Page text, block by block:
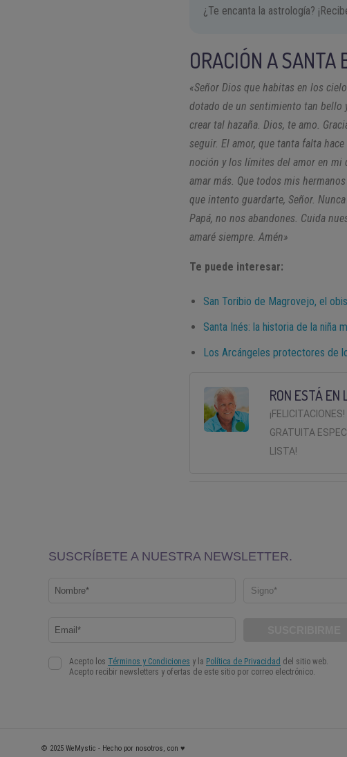
¿Te encanta la astrología?
ORACIÓN A SANTA
«Señor Dios que habitas en los
dotado de un sentimiento tan bello
crear tal hazaña. Dios, te amo.
seguir. El amor, que tanta falta
noción y los límites del amor en mi
amar más. Que todos mis
que intento guardarte, Señor.
Papá, no nos abandones. Cuida
amaré siempre. Amén»
Te puede interesar:
San Toribio de Magrovejo, el
Santa Inés: la historia de la niña
Los Arcángeles protectores de
RON ESTÁ EN
GRATUITA
LISTA!
© 2025 WeMystic - Hecho por nosotros, con ♥